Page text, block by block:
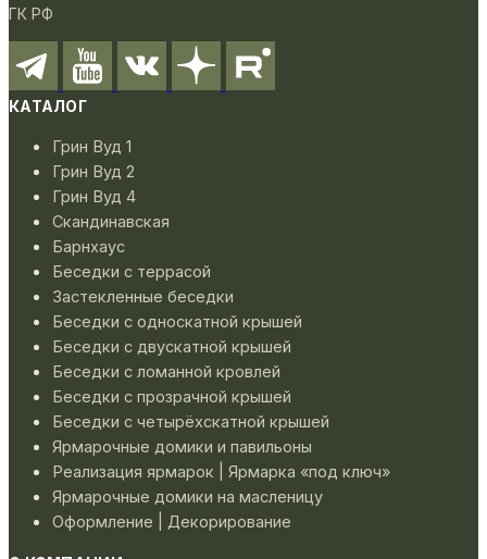
ГК РФ
КАТАЛОГ
Грин Вуд 1
Грин Вуд 2
Грин Вуд 4
Скандинавская
Барнхаус
Беседки с террасой
Застекленные беседки
Беседки с односкатной крышей
Беседки с двускатной крышей
Беседки с ломанной кровлей
Беседки с прозрачной крышей
Беседки с четырёхскатной крышей
Ярмарочные домики и павильоны
Реализация ярмарок | Ярмарка «под ключ»
Ярмарочные домики на масленицу
Оформление | Декорирование